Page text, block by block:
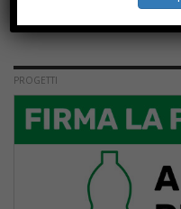
PROGETTI